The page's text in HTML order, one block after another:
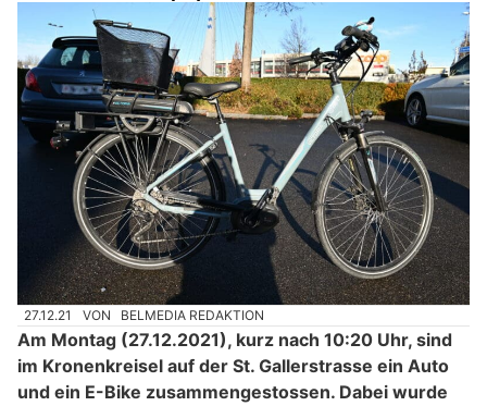
27.12.21 VON BELMEDIA REDAKTION
Am Montag (27.12.2021), kurz nach 10:20 Uhr, sind
im Kronenkreisel auf der St. Gallerstrasse ein Auto
und ein E-Bike zusammengestossen. Dabei wurde